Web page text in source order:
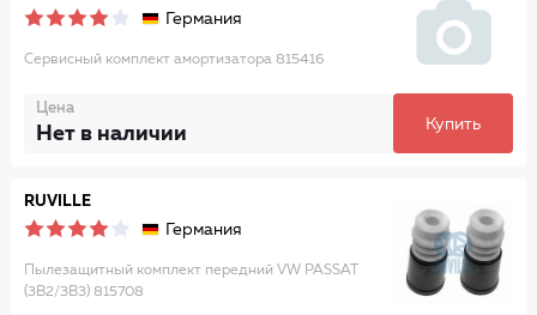
Германия
Сервисный комплект амортизатора 815416
Цена
Нет в наличии Купить
RUVILLE
Германия
Пылезащитный комплект передний VW PASSAT
(3B2/3B3) 815708